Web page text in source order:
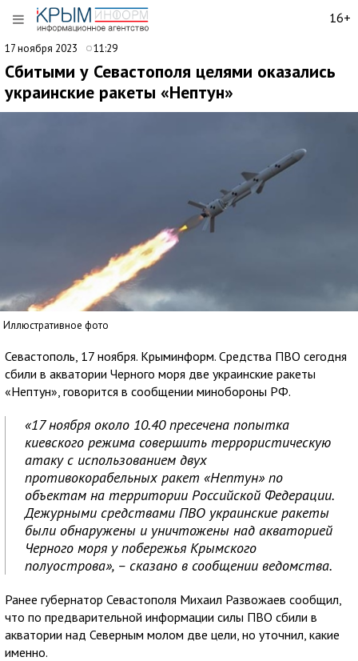
16+
17 ноября 2023 11:29
Сбитыми у Севастополя целями оказались
украинские ракеты «Нептун»
Иллюстративное фото
Севастополь, 17 ноября. Крыминформ. Средства ПВО сегодня
сбили в акватории Черного моря две украинские ракеты
«Нептун», говорится в сообщении минобороны РФ.
«17 ноября около 10.40 пресечена попытка
киевского режима совершить террористическую
атаку с использованием двух
противокорабельных ракет «Нептун» по
объектам на территории Российской Федерации.
Дежурными средствами ПВО украинские ракеты
были обнаружены и уничтожены над акваторией
Черного моря у побережья Крымского
полуострова», – сказано в сообщении ведомства.
Ранее губернатор Севастополя Михаил Развожаев сообщил,
что по предварительной информации силы ПВО сбили в
акватории над Северным молом две цели, но уточнил, какие
именно.